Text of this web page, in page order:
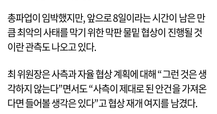
총파업이 임박했지만, 앞으로 8일이라는 시간이 남은 만
큼 최악의 사태를 막기 위한 막판 물밑 협상이 진행될 것
이란 관측도 나오고 있다.
최 위원장은 사측과 자율 협상 계획에 대해 “그런 것은 생
각하지 않는다”면서도 “사측이 제대로 된 안건을 가져온
다면 들어볼 생각은 있다”고 협상 재개 여지를 남겼다.